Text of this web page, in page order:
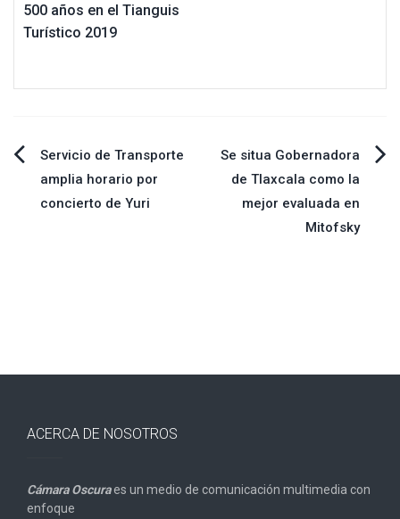
500 años en el Tianguis
Turístico 2019
Navegación
de
Servicio de Transporte
amplia horario por
concierto de Yuri
Se situa Gobernadora
de Tlaxcala como la
mejor evaluada en
Mitofsky
ACERCA DE NOSOTROS
Cámara Oscuraes un medio de comunicación multimedia con
enfoque